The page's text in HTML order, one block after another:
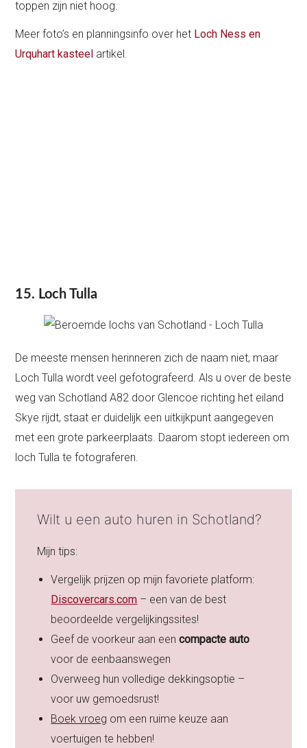
toppen zijn niet hoog.
Meer foto’s en planningsinfo over het Loch Ness en
Urquhart kasteel artikel.
15. Loch Tulla
De meeste mensen herinneren zich de naam niet, maar
Loch Tulla wordt veel gefotografeerd. Als u over de beste
weg van Schotland A82 door Glencoe richting het eiland
Skye rijdt, staat er duidelijk een uitkijkpunt aangegeven
met een grote parkeerplaats. Daarom stopt iedereen om
loch Tulla te fotograferen.
Wilt u een auto huren in Schotland?
Mijn tips:
Vergelijk prijzen op mijn favoriete platform:
Discovercars.com – een van de best
beoordeelde vergelijkingssites!
Geef de voorkeur aan eencompacte auto
voor de eenbaanswegen
Overweeg hun volledige dekkingsoptie –
voor uw gemoedsrust!
Boek vroeg om een ruime keuze aan
voertuigen te hebben!